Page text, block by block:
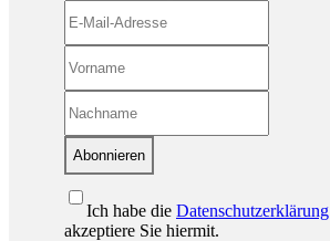
Abonnieren
Ich habe die Datenschutzerklärung
akzeptiere Sie hiermit.